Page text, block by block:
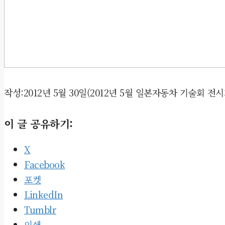
작성:2012년 5월 30일(2012년 5월 일본자동차 기술회 전
이 글 공유하기:
X
Facebook
포켓
LinkedIn
Tumblr